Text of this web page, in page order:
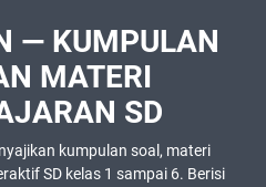
— KUMPULAN
MATERI
SD
kumpulan soal, materi
SD kelas 1 sampai 6. Berisi